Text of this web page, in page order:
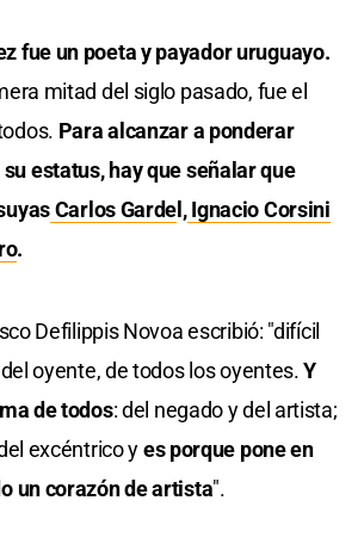
fue un poeta y payador uruguayo.
mitad del siglo pasado, fue el
Para alcanzar a ponderar
estatus, hay que señalar que
Carlos Gardel,Ignacio Corsini
.
Defilippis Novoa escribió: "difícil
oyente, de todos los oyentes.Y
de todos: del negado y del artista;
excéntrico yes porque pone en
un corazón de artista".